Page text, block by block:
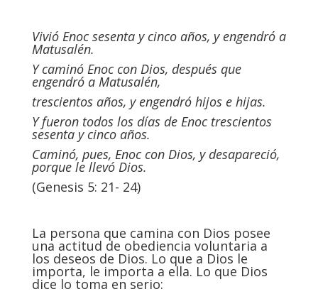
Vivió Enoc sesenta y cinco años, y engendró a
Matusalén.
Y caminó Enoc con Dios, después que
engendró a Matusalén,
trescientos años, y engendró hijos e hijas.
Y fueron todos los días de Enoc trescientos
sesenta y cinco años.
Caminó, pues, Enoc con Dios, y desapareció,
porque le llevó Dios.
(Genesis 5: 21- 24)
La persona que camina con Dios posee
una actitud de obediencia voluntaria a
los deseos de Dios. Lo que a Dios le
importa, le importa a ella. Lo que Dios
dice lo toma en serio: